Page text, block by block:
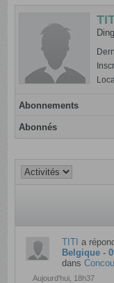
Abonnements
Abonnés
TITI a
Belgique -
dans
Aujourd'hui, 18h37